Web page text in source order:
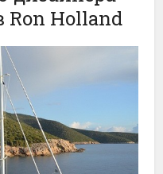
Ron Holland